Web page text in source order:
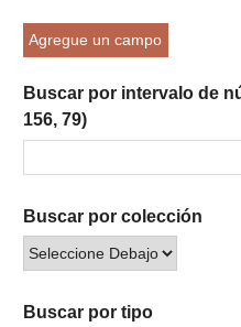
Agregue un campo
Buscar por intervalo de
156, 79)
Buscar por colección
Buscar por tipo